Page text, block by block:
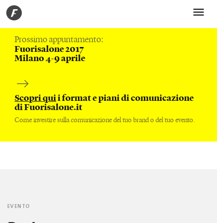
Toggle
Prossimo appuntamento:
Fuorisalone 2017
Milano 4-9 aprile
Scopri quii format e piani di comunicazione
di Fuorisalone.it
Come investire sulla comunicazione del tuo brand o del tuo evento.
EVENTO